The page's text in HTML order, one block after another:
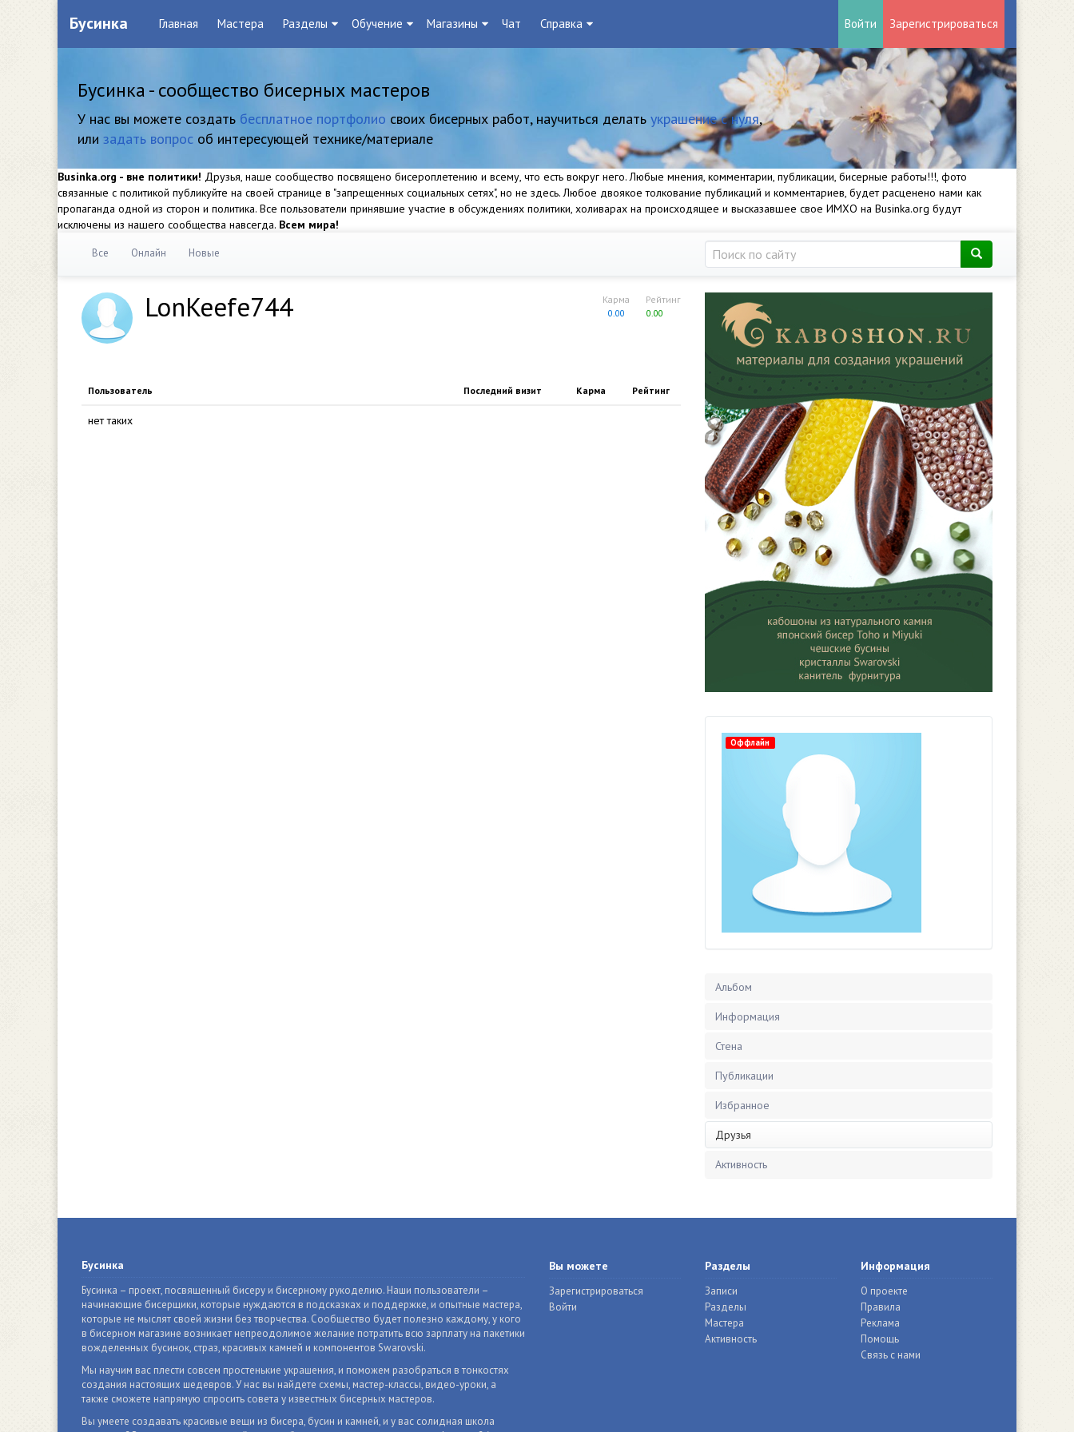
Бусинка Главная Мастера Разделы Обучение Магазины Чат Справка Войти Зарегистрироваться
Бусинка - сообщество бисерных мастеров
У нас вы можете создать бесплатное портфолио своих бисерных работ, научиться делать украшение с нуля,
или задать вопрос об интересующей технике/материале
Businka.org - вне политики! Друзья, наше сообщество посвящено бисероплетению и всему, что есть вокруг него. Любые мнения, комментарии, публикации, бисерные работы!!!, фото
связанные с политикой публикуйте на своей странице в "запрещенных социальных сетях", но не здесь. Любое двоякое толкование публикаций и комментариев, будет расценено нами как
пропаганда одной из сторон и политика. Все пользователи принявшие участие в обсуждениях политики, холиварах на происходящее и высказавшее свое ИМХО на Businka.org будут
исключены из нашего сообщества навсегда. Всем мира!
Все Онлайн Новые
Рейтинг
0.00
Карма
0.00
LonKeefe744
Пользователь Последний визит Карма Рейтинг
нет таких
Оффлайн
Альбом
Информация
Стена
Публикации
Избранное
Друзья
Активность
Бусинка
Бусинка – проект, посвященный бисеру и бисерному рукоделию. Наши пользователи –
начинающие бисерщики, которые нуждаются в подсказках и поддержке, и опытные мастера,
которые не мыслят своей жизни без творчества. Сообщество будет полезно каждому, у кого
в бисерном магазине возникает непреодолимое желание потратить всю зарплату на пакетики
вожделенных бусинок, страз, красивых камней и компонентов Swarovski.
Мы научим вас плести совсем простенькие украшения, и поможем разобраться в тонкостях
создания настоящих шедевров. У нас вы найдете схемы, мастер-классы, видео-уроки, а
также сможете напрямую спросить совета у известных бисерных мастеров.
Вы умеете создавать красивые вещи из бисера, бусин и камней, и у вас солидная школа
Вы можете
Зарегистрироваться
Войти
Разделы
Записи
Разделы
Мастера
Активность
Информация
О проекте
Правила
Реклама
Помощь
Связь с нами